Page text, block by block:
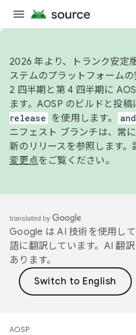
2026 年より、トランク安定
ステムのプラットフォーム
2 四半期と第 4 四半期に
ます。AOSP のビルドと投稿
release
を使用します。
ニフェスト ブランチは、常
新のリリースを参照します
変更点をご覧ください。
Google は AI 技術を使用し
語に翻訳しています。AI 翻
あります。
AOSP